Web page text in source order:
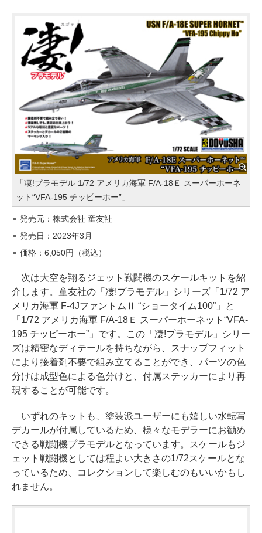
「凄!プラモデル 1/72 アメリカ海軍 F/A-18Ｅ スーパーホーネ
ット“VFA-195 チッピーホー”」
発売元：株式会社 童友社
発売日：2023年3月
価格：6,050円（税込）
次は大空を翔るジェット戦闘機のスケールキットを紹
介します。童友社の「凄!プラモデル」シリーズ「1/72 ア
メリカ海軍 F-4JファントムⅡ “ショータイム100”」と
「1/72 アメリカ海軍 F/A-18Ｅ スーパーホーネット“VFA-
195 チッピーホー”」です。この「凄!プラモデル」シリー
ズは精密なディテールを持ちながら、スナップフィット
により接着剤不要で組み立てることができ、パーツの色
分けは成型色による色分けと、付属ステッカーにより再
現することが可能です。
いずれのキットも、塗装派ユーザーにも嬉しい水転写
デカールが付属しているため、様々なモデラーにお勧め
できる戦闘機プラモデルとなっています。スケールもジ
ェット戦闘機としては程よい大きさの1/72スケールとな
っているため、コレクションして楽しむのもいいかもし
れません。